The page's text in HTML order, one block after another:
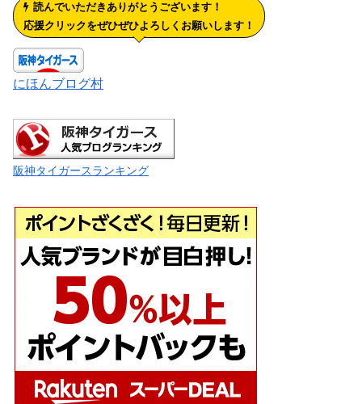
読んでいただきありがとうございます！
応援クリックをぜひぜひよろしくお願いします！
にほんブログ村
阪神タイガースランキング